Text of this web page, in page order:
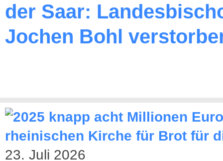
der Saar:
Jochen Bohl
23. Juli 2026